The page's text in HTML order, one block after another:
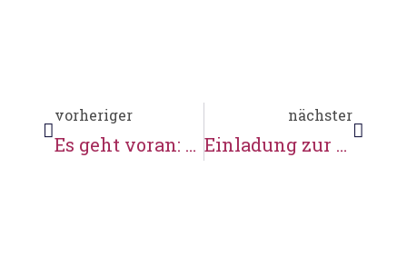
vorheriger
Es geht voran: Mehr als 130 Mitglieder sind jetzt im Verein Wassermühle Karoxbostel
nächster
Einladung zur Mitgliederversammlung